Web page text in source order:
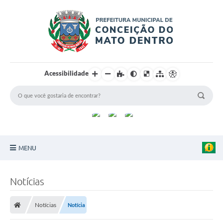
Acessibilidade
MENU
Turismo
Notícias
Notícias Notícia